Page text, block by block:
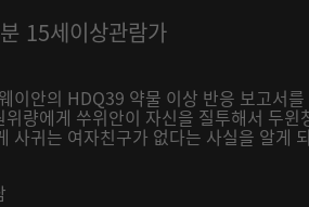
15세이상관람가
이안의 HDQ39 약물 이상 반응 보고서
량에게 쑤위안이 자신을 질투해서 두
사귀는 여자친구가 없다는 사실을 알게